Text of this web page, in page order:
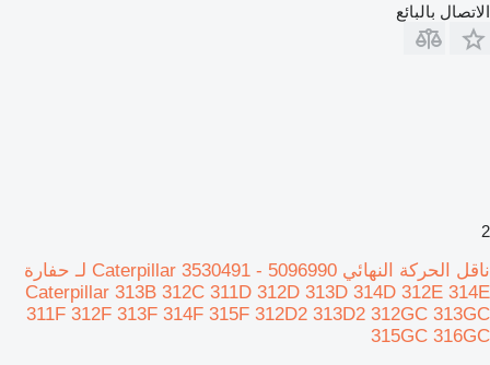
الاتصال بالبائع
2
ناقل الحركة النهائي Caterpillar 3530491 - 5096990 لـ حفارة
Caterpillar 313B 312C 311D 312D 313D 314D 312E 314E
311F 312F 313F 314F 315F 312D2 313D2 312GC 313GC
315GC 316GC